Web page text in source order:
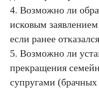
4. Возможно ли
исковым
если ранее
5. Возможно ли
прекращения
супругами